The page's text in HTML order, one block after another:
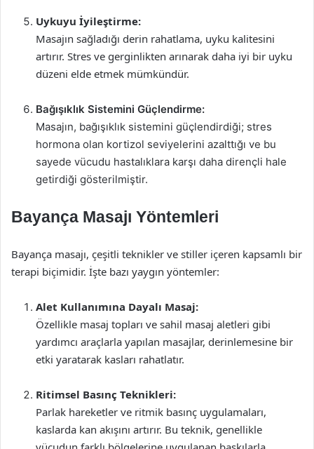
Uykuyu İyileştirme:
Masajın sağladığı derin rahatlama, uyku kalitesini
artırır. Stres ve gerginlikten arınarak daha iyi bir uyku
düzeni elde etmek mümkündür.
Bağışıklık Sistemini Güçlendirme:
Masajın, bağışıklık sistemini güçlendirdiği; stres
hormona olan kortizol seviyelerini azalttığı ve bu
sayede vücudu hastalıklara karşı daha dirençli hale
getirdiği gösterilmiştir.
Bayança Masajı Yöntemleri
Bayança masajı, çeşitli teknikler ve stiller içeren kapsamlı bir
terapi biçimidir. İşte bazı yaygın yöntemler:
Alet Kullanımına Dayalı Masaj:
Özellikle masaj topları ve sahil masaj aletleri gibi
yardımcı araçlarla yapılan masajlar, derinlemesine bir
etki yaratarak kasları rahatlatır.
Ritimsel Basınç Teknikleri:
Parlak hareketler ve ritmik basınç uygulamaları,
kaslarda kan akışını artırır. Bu teknik, genellikle